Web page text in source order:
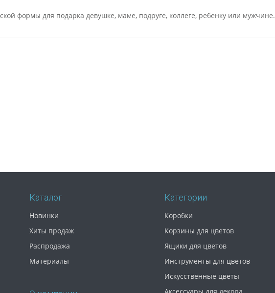
формы для подарка девушке, маме, подруге, коллеге, ребенку или мужчине.
Каталог
Новинки
Хиты продаж
Распродажа
Материалы
Категории
Коробки
Корзины для цветов
Ящики для цветов
Инструменты для цветов
Искусственные цветы